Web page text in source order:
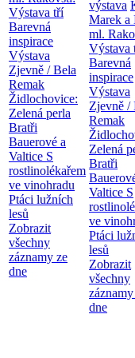
Výstava tří
Barevná
inspirace
Výstava
Zjevně / Bela
Remak
Židlochovice:
Zelená perla
Bratři
Bauerové a
Valtice S
rostlinolékařem
ve vinohradu
Ptáci lužních
lesů
Zobrazit
všechny
záznamy ze
dne
výstava
Marek a
ml.
Výstava
Barevná
inspirace
Výstava
Zjevně /
Remak
Zelená
Bratři
Valtice S
ve
Ptáci
lesů
Zobrazit
všechny
dne